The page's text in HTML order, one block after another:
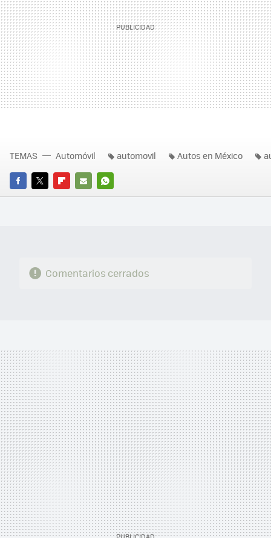
FACEBOOK
TWITTERFLIPBOARD
E-
WHATSAPP
TEMAS Automóvil automovil Autos en México
Comentarios cerrados